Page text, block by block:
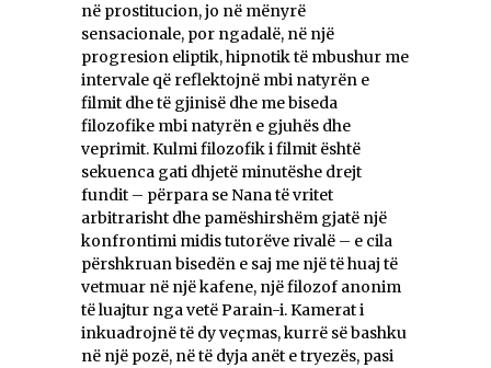
në prostitucion, jo në mënyrë
sensacionale, por ngadalë, në një
progresion eliptik, hipnotik të mbushur me
intervale që reflektojnë mbi natyrën e
filmit dhe të gjinisë dhe me biseda
filozofike mbi natyrën e gjuhës dhe
veprimit. Kulmi filozofik i filmit është
sekuenca gati dhjetë minutëshe drejt
fundit – përpara se Nana të vritet
arbitrarisht dhe pamëshirshëm gjatë një
konfrontimi midis tutorëve rivalë – e cila
përshkruan bisedën e saj me një të huaj të
vetmuar në një kafene, një filozof anonim
të luajtur nga vetë Parain-i. Kamerat i
inkuadrojnë të dy veçmas, kurrë së bashku
në një pozë, në të dyja anët e tryezës, pasi